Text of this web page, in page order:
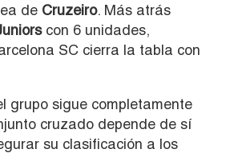
de Cruzeiro. Más atrás
con 6 unidades,
SC cierra la tabla con
grupo sigue completamente
cruzado depende de sí
su clasificación a los